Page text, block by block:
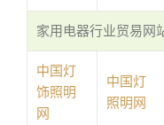
家用电器行业贸易网
中国灯
饰照明
网
中国灯
照明网